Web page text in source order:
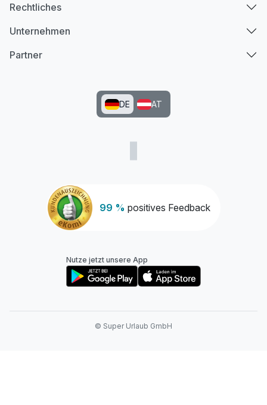
99 % positives Feedback
Rechtliches
Unternehmen
Partner
DE AT
Nutze jetzt unsere App
© Super Urlaub GmbH